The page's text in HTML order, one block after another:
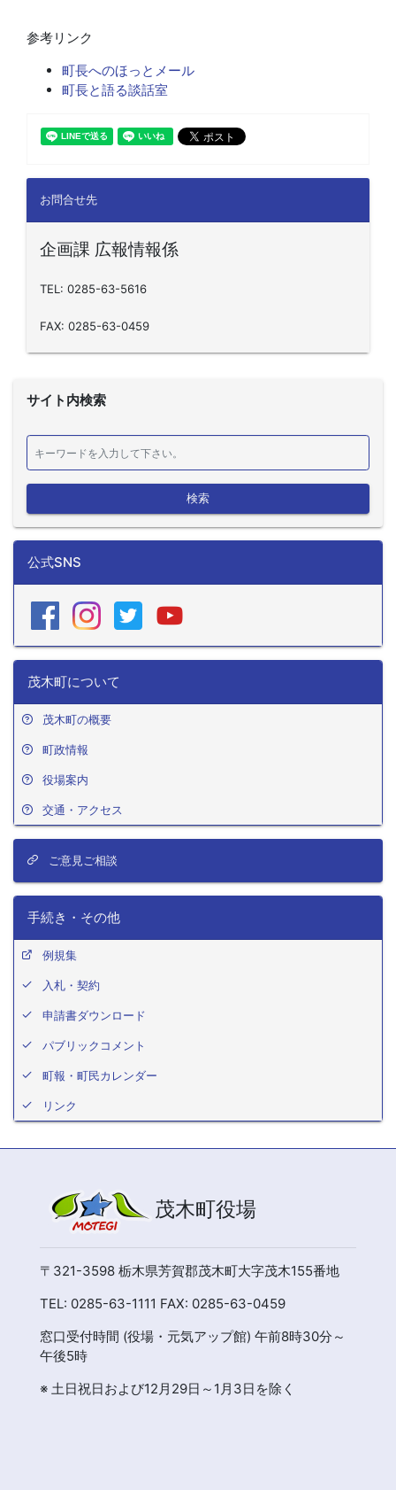
参考リンク
町長へのほっとメール
町長と語る談話室
お問合せ先
企画課 広報情報係
TEL: 0285-63-5616
FAX: 0285-63-0459
サイト内検索
検索
公式SNS
茂木町について
茂木町の概要
町政情報
役場案内
交通・アクセス
ご意見ご相談
手続き・その他
例規集
入札・契約
申請書ダウンロード
パブリックコメント
町報・町民カレンダー
リンク
茂木町役場
〒321-3598 栃木県芳賀郡茂木町大字茂木155番地
TEL: 0285-63-1111 FAX: 0285-63-0459
窓口受付時間 (役場・元気アップ館) 午前8時30分～
午後5時
※ 土日祝日および12月29日～1月3日を除く